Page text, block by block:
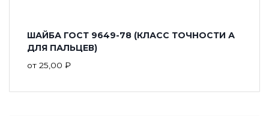
ШАЙБА ГОСТ 9649-78 (КЛАСС ТОЧНОСТИ А
ДЛЯ ПАЛЬЦЕВ)
от 25,00 ₽